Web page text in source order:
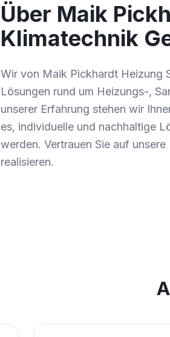
Über Maik
Klimatechnik
Wir von Maik Pickhardt Heizung
Lösungen rund um Heizungs-,
unserer Erfahrung stehen wir
es, individuelle und nachhaltige
werden. Vertrauen Sie auf
realisieren.